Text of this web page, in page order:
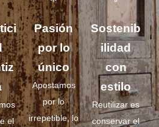
el
Pasión
por lo
único
Apostamos
por lo
irrepetible, lo
Sostenib
ilidad
con
estilo
Reutilizar es
conservar el